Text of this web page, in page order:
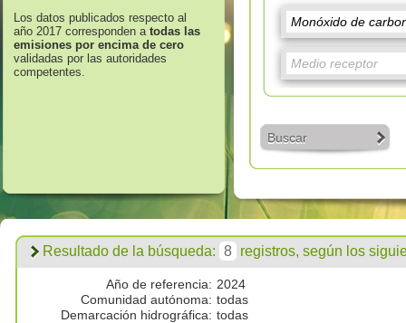
Los datos publicados respecto al
año 2017 corresponden atodas las
emisiones por encima de cero
validadas por las autoridades
competentes.
Buscar
Resultado de la búsqueda: 8 registros, según los
Año de referencia: 2024
Comunidad autónoma: todas
Demarcación hidrográfica: todas